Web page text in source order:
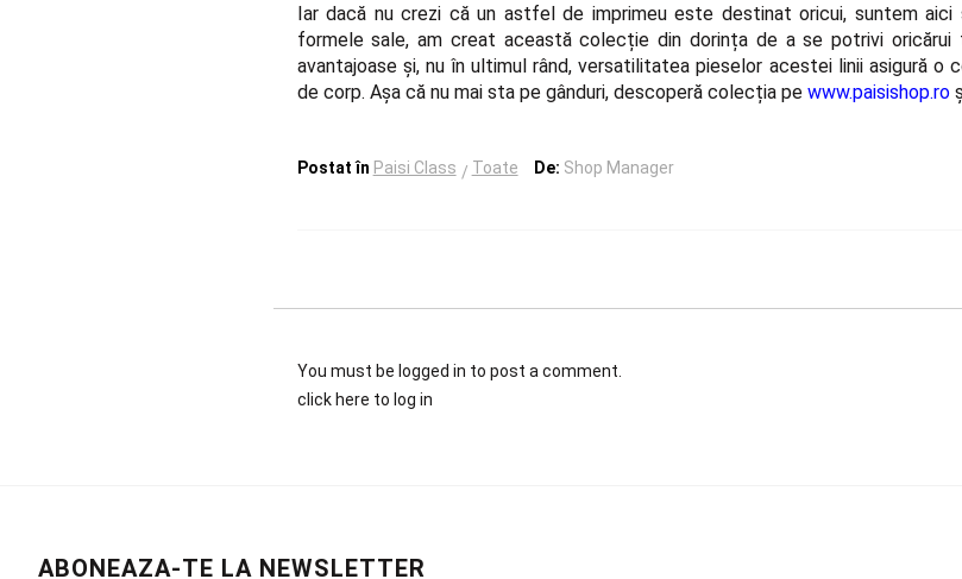
Iar dacă nu crezi că un astfel de imprimeu este destinat oricui, suntem
formele sale, am creat această colecție din dorința de a se potrivi oricărui
avantajoaseși, nu în ultimul rând,versatilitateapieselor acestei linii asigură o
de corp. Așa că nu mai sta pe gânduri, descoperă colecția pe www.paisishop.ro
Postat în Paisi Class Toate De: Shop Manager
You must be logged in to post a comment.
click here to log in
ABONEAZA-TE LA NEWSLETTER